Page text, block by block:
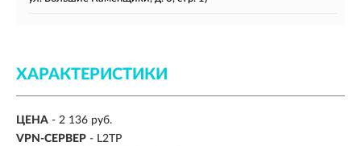
ХАРАКТЕРИСТИКИ
ЦЕНА - 2 136 руб.
VPN-СЕРВЕР - L2TP